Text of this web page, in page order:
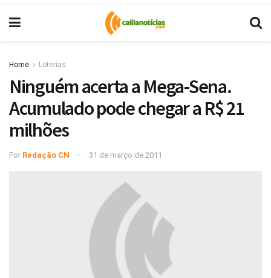
Home Loterias
Ninguém acerta a Mega-Sena.
Acumulado pode chegar a R$ 21
milhões
Por Redação CN 31 de março de 2011